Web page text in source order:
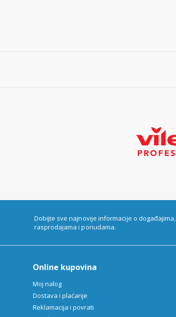
Dobijte sve najnovije informacije o događajima,
rasprodajama i ponudama.
Online kupovina
Moj nalog
Dostava i plaćanje
Reklamacija i povrati